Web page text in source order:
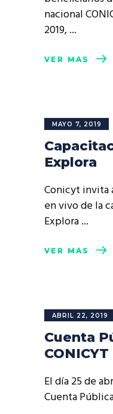
nacional
2019,
VER MÁS
MAYO 7, 2019
Explora
Conicyt invita
en vivo de la
Explora
VER MÁS
ABRIL 22, 2019
Cuenta
CONICYT
El día 25 de
Cuenta